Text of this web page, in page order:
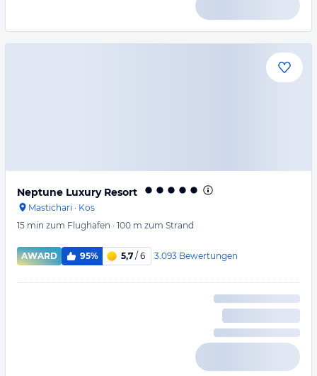
Neptune Luxury Resort
Mastichari · Kos
15 min zum Flughafen · 100 m zum Strand
AWARD 95% 5,7 / 6 3.093 Bewertungen